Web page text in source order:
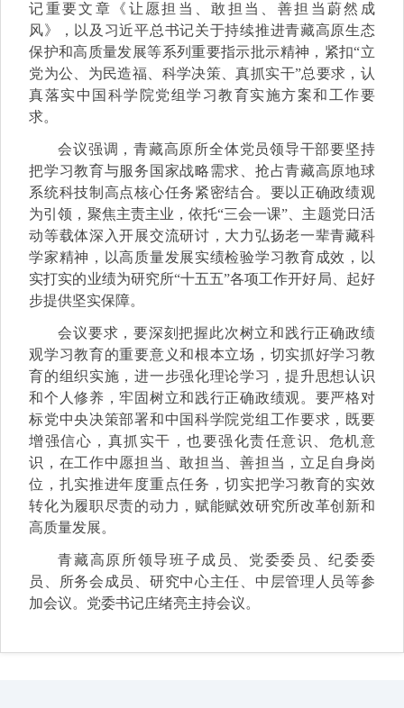
记重要文章《让愿担当、敢担当、善担当蔚然成
风》，以及习近平总书记关于持续推进青藏高原生态
保护和高质量发展等系列重要指示批示精神，紧扣“立
党为公、为民造福、科学决策、真抓实干”总要求，认
真落实中国科学院党组学习教育实施方案和工作要
求。
会议强调，青藏高原所全体党员领导干部要坚持
把学习教育与服务国家战略需求、抢占青藏高原地球
系统科技制高点核心任务紧密结合。要以正确政绩观
为引领，聚焦主责主业，依托“三会一课”、主题党日活
动等载体深入开展交流研讨，大力弘扬老一辈青藏科
学家精神，以高质量发展实绩检验学习教育成效，以
实打实的业绩为研究所“十五五”各项工作开好局、起好
步提供坚实保障。
会议要求，要深刻把握此次树立和践行正确政绩
观学习教育的重要意义和根本立场，切实抓好学习教
育的组织实施，进一步强化理论学习，提升思想认识
和个人修养，牢固树立和践行正确政绩观。要严格对
标党中央决策部署和中国科学院党组工作要求，既要
增强信心，真抓实干，也要强化责任意识、危机意
识，在工作中愿担当、敢担当、善担当，立足自身岗
位，扎实推进年度重点任务，切实把学习教育的实效
转化为履职尽责的动力，赋能赋效研究所改革创新和
高质量发展。
青藏高原所领导班子成员、党委委员、纪委委
员、所务会成员、研究中心主任、中层管理人员等参
加会议。党委书记庄绪亮主持会议。